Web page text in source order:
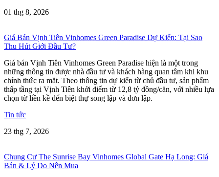
01 thg 8, 2026
Giá Bán Vịnh Tiên Vinhomes Green Paradise Dự Kiến: Tại Sao
Thu Hút Giới Đầu Tư?
Giá bán Vịnh Tiên Vinhomes Green Paradise hiện là một trong
những thông tin được nhà đầu tư và khách hàng quan tâm khi khu
chính thức ra mắt. Theo thông tin dự kiến từ chủ đầu tư, sản phẩm
thấp tầng tại Vịnh Tiên khởi điểm từ 12,8 tỷ đồng/căn, với nhiều lựa
chọn từ liền kề đến biệt thự song lập và đơn lập.
Tin tức
23 thg 7, 2026
Chung Cư The Sunrise Bay Vinhomes Global Gate Hạ Long: Giá
Bán & Lý Do Nên Mua